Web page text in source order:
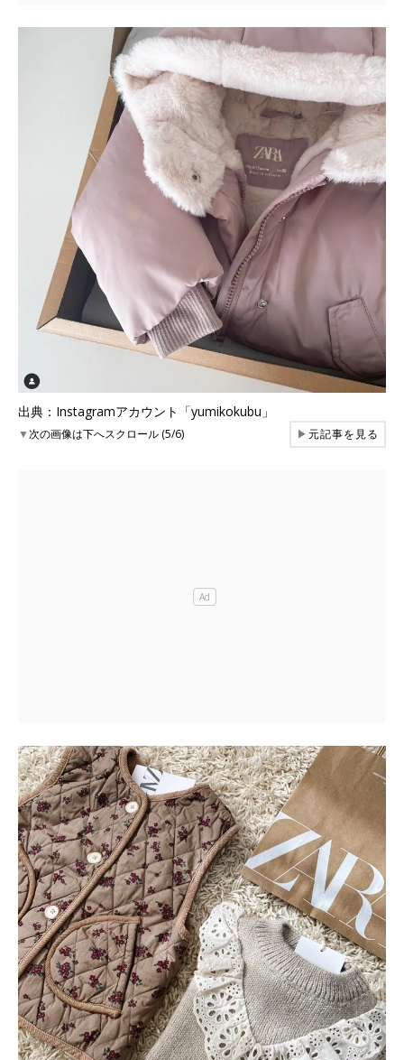
出典：Instagramアカウント「yumikokubu」
▼次の画像は下へスクロール (5/6) ▶元記事を見る